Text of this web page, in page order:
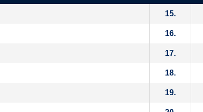
15.
16.
17.
18.
19.